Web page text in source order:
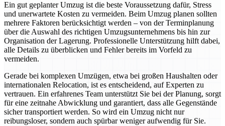
Ein gut geplanter Umzug ist die beste Voraussetzung dafür, Stress
und unerwartete Kosten zu vermeiden. Beim Umzug planen sollten
mehrere Faktoren berücksichtigt werden – von der Terminplanung
über die Auswahl des richtigen Umzugsunternehmens bis hin zur
Organisation der Lagerung. Professionelle Unterstützung hilft dabei,
alle Details zu überblicken und Fehler bereits im Vorfeld zu
vermeiden.
Gerade bei komplexen Umzügen, etwa bei großen Haushalten oder
internationalen Relocation, ist es entscheidend, auf Experten zu
vertrauen. Ein erfahrenes Team unterstützt Sie bei der Planung, sorgt
für eine zeitnahe Abwicklung und garantiert, dass alle Gegenstände
sicher transportiert werden. So wird ein Umzug nicht nur
reibungsloser, sondern auch spürbar weniger aufwendig für Sie.